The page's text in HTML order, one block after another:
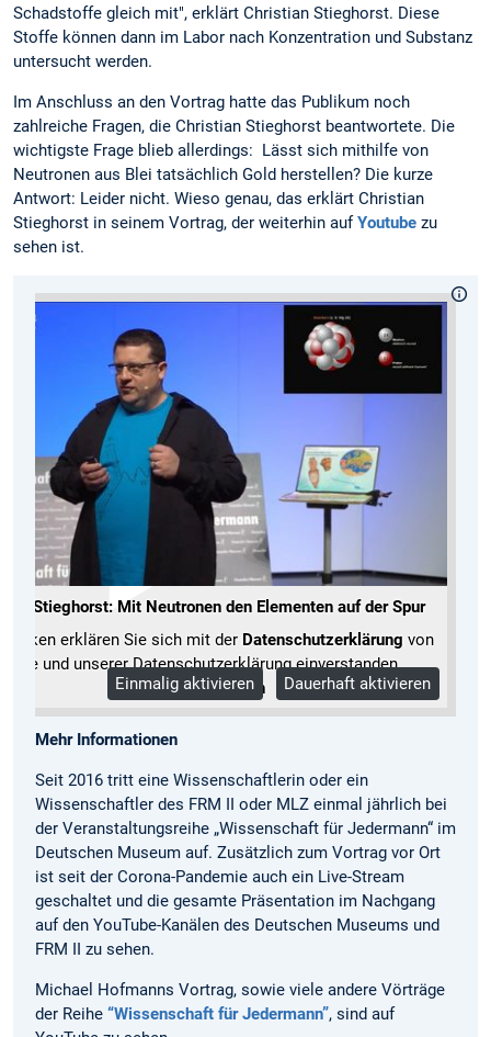
Schadstoffe gleich mit", erklärt Christian Stieghorst. Diese
Stoffe können dann im Labor nach Konzentration und Substanz
untersucht werden.
Im Anschluss an den Vortrag hatte das Publikum noch
zahlreiche Fragen, die Christian Stieghorst beantwortete. Die
wichtigste Frage blieb allerdings: Lässt sich mithilfe von
Neutronen aus Blei tatsächlich Gold herstellen? Die kurze
Antwort: Leider nicht. Wieso genau, das erklärt Christian
Stieghorst in seinem Vortrag, der weiterhin aufYoutube zu
sehen ist.
Stieghorst: Mit Neutronen den Elementen auf der Spur
erklären Sie sich mit der Datenschutzerklärung von
und unserer Datenschutzerklärung einverstanden.
Mehr Informationen
Einmalig aktivieren Dauerhaft aktivieren
Mehr Informationen
Seit 2016 tritt eine Wissenschaftlerin oder ein
Wissenschaftler des FRM II oder MLZ einmal jährlich bei
der Veranstaltungsreihe „Wissenschaft für Jedermann“ im
Deutschen Museum auf. Zusätzlich zum Vortrag vor Ort
ist seit der Corona-Pandemie auch ein Live-Stream
geschaltet und die gesamte Präsentation im Nachgang
auf den YouTube-Kanälen des Deutschen Museums und
FRM II zu sehen.
Michael Hofmanns Vortrag, sowie viele andere Vörträge
der Reihe “Wissenschaft für Jedermann”, sind auf